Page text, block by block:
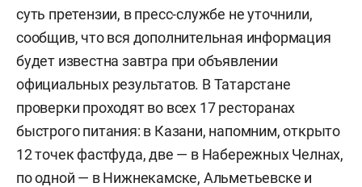
суть претензии, в пресс-службе не уточнили,
сообщив, что вся дополнительная информация
будет известна завтра при объявлении
официальных результатов. В Татарстане
проверки проходят во всех 17 ресторанах
быстрого питания: в Казани, напомним, открыто
12 точек фастфуда, две — в Набережных Челнах,
по одной — в Нижнекамске, Альметьевске и